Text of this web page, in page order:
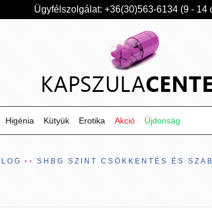
Ügyfélszolgálat: +36(30)563-6134 (9 - 14
Higénia Kütyük Erotika Akció Újdonság
SHBG SZINT CSÖKKENTÉS ÉS